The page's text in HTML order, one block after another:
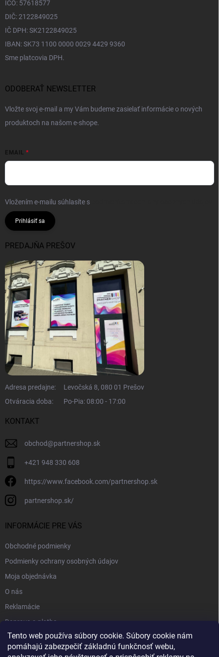
Tento web používa súbory cookie. Súbory cookie nám
pomáhajú zabezpečiť základnú funkčnosť webu,
IČO: 57618577
DIČ: 2122849025
IČ DPH: SK2122849025
IBAN: SK73 1100 0000 0029 4429 9360
Sme platcovia DPH.
ODOBERAŤ NEWSLETTER
Vložte svoj e-mail a my Vám budeme zasielať informácie o nových
produktoch na našom e-shope.
EMAIL
Vložením e-mailu súhlasíte s
Prihlásiť sa
PREDAJŇA PREŠOV
Adresa predajne:
Levočská 8, 080 01 Prešov
Otváracia doba:
Po-Pia: 08:00 - 17:00
KONTAKT
obchod@partnershop.sk
+421 948 330 608
https://www.facebook.com/partnershop.sk
partnershop.sk/
INFORMÁCIE PRE VÁS
Obchodné podmienky
Podmienky ochrany osobných údajov
Moja objednávka
O nás
Reklamácie
Doprava a platba
Kontakt
Blog